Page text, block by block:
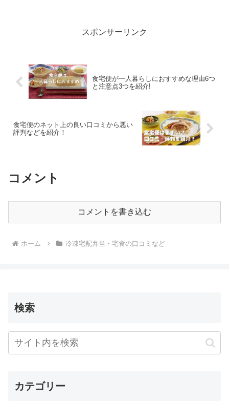
スポンサーリンク
食宅便が一人暮らしにおすすめな理由6つ
と注意点3つを紹介!
食宅便のネット上の良い口コミから悪い
評判などを紹介！
コメント
コメントを書き込む
ホーム 冷凍宅配弁当・宅食の口コミなど
検索
カテゴリー